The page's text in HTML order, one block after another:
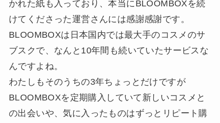
かれた紙も入っており、本当にBLOOMBOXを続
けてくださった運営さんには感謝感謝です。
BLOOMBOXは日本国内では最大手のコスメのサ
ブスクで、なんと10年間も続いていたサービスな
んですよね。
わたしもそのうちの3年ちょっとだけですが
BLOOMBOXを定期購入していて新しいコスメと
の出会いや、気に入ったものはずっとリピート購